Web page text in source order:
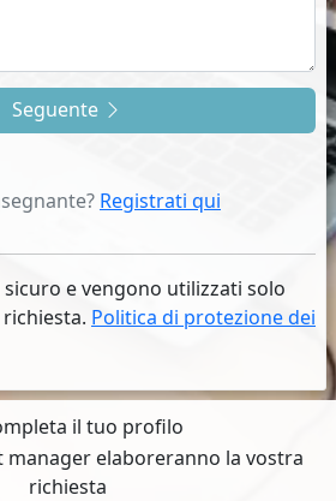
Seguente
Registrati qui
e vengono utilizzati solo
Politica di protezione dei
il tuo profilo
elaboreranno la vostra
richiesta